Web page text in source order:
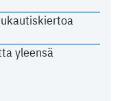
yleensä